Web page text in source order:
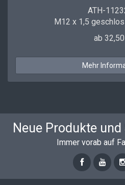
ATH-
M12 x 1,5
ab
Mehr
Neue Produkte
Immer vorab auf